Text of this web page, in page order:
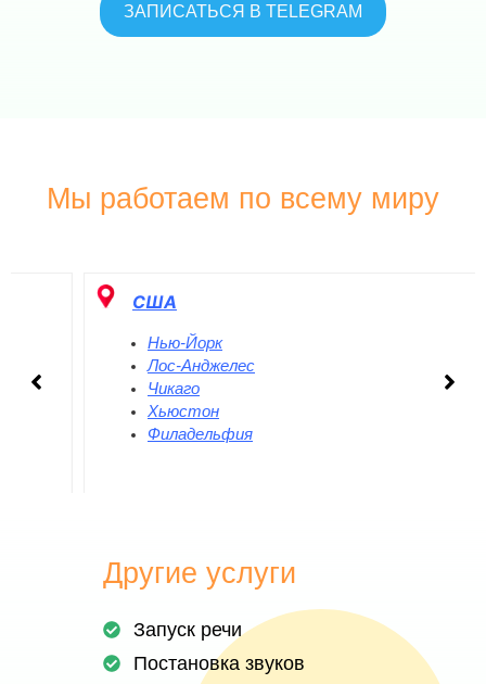
ЗАПИСАТЬСЯ В TELEGRAM
Мы работаем по всему миру
США
Нью-Йорк
Лос-Анджелес
Хьюстон
Филадельфия
Другие услуги
Запуск речи
Постановка звуков